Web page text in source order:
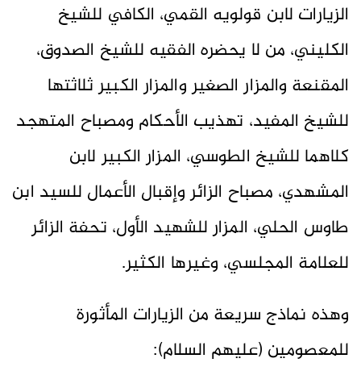
الزيارات لابن قولويه القمي، الكافي للشيخ
الكليني، من لا يحضره الفقيه للشيخ الصدوق،
المقنعة والمزار الصغير والمزار الكبير ثلاثتها
للشيخ المفيد، تهذيب الأحكام ومصباح المتهجد
كلاهما للشيخ الطوسي، المزار الكبير لابن
المشهدي، مصباح الزائر وإقبال الأعمال للسيد ابن
طاوس الحلي، المزار للشهيد الأول، تحفة الزائر
للعلامة المجلسي، وغيرها الكثير.
وهذه نماذج سريعة من الزيارات المأثورة
للمعصومين (عليهم السلام):